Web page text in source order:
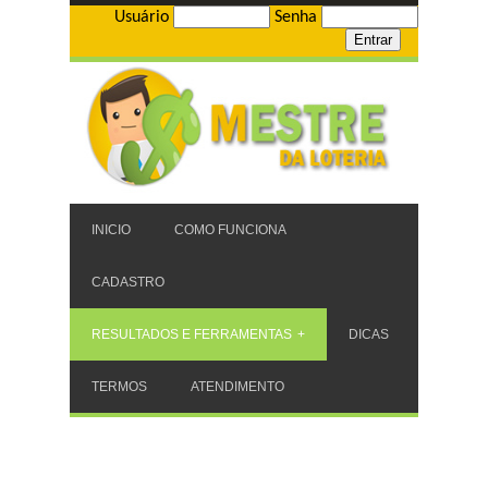
Usuário Senha
INICIO COMO FUNCIONA
CADASTRO
RESULTADOS E FERRAMENTAS DICAS
TERMOS ATENDIMENTO